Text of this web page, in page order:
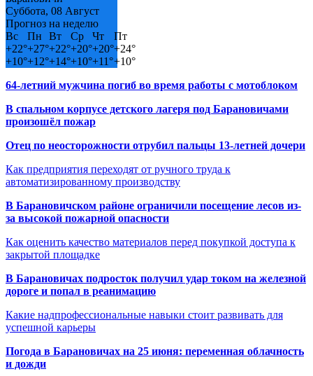
Суббота, 08 Август
Прогноз на неделю
Вс
Пн Вт Ср Чт
Пт
+22°+27°+22°+20°+20°+24°
+10°+12°+14°+10°+11°+10°
64-летний мужчина погиб во время работы с мотоблоком
В спальном корпусе детского лагеря под Барановичами
произошёл пожар
Отец по неосторожности отрубил пальцы 13-летней дочери
Как предприятия переходят от ручного труда к
автоматизированному производству
В Барановичском районе ограничили посещение лесов из-
за высокой пожарной опасности
Как оценить качество материалов перед покупкой доступа к
закрытой площадке
В Барановичах подросток получил удар током на железной
дороге и попал в реанимацию
Какие надпрофессиональные навыки стоит развивать для
успешной карьеры
Погода в Барановичах на 25 июня: переменная облачность
и дожди